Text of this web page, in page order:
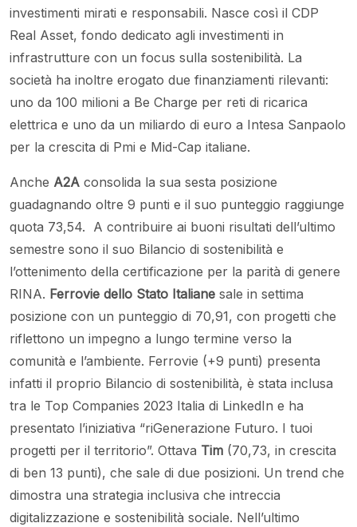
investimenti mirati e responsabili. Nasce così il CDP
Real Asset, fondo dedicato agli investimenti in
infrastrutture con un focus sulla sostenibilità. La
società ha inoltre erogato due finanziamenti rilevanti:
uno da 100 milioni a Be Charge per reti di ricarica
elettrica e uno da un miliardo di euro a Intesa Sanpaolo
per la crescita di Pmi e Mid-Cap italiane.
Anche A2A consolida la sua sesta posizione
guadagnando oltre 9 punti e il suo punteggio raggiunge
quota 73,54. A contribuire ai buoni risultati dell’ultimo
semestre sono il suo Bilancio di sostenibilità e
l’ottenimento della certificazione per la parità di genere
RINA. Ferrovie dello Stato Italiane sale in settima
posizione con un punteggio di 70,91, con progetti che
riflettono un impegno a lungo termine verso la
comunità e l’ambiente. Ferrovie (+9 punti) presenta
infatti il proprio Bilancio di sostenibilità, è stata inclusa
tra le Top Companies 2023 Italia di LinkedIn e ha
presentato l’iniziativa “riGenerazione Futuro. I tuoi
progetti per il territorio”. Ottava Tim (70,73, in crescita
di ben 13 punti), che sale di due posizioni. Un trend che
dimostra una strategia inclusiva che intreccia
digitalizzazione e sostenibilità sociale. Nell’ultimo